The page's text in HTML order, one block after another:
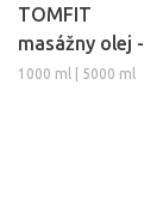
TOMFIT
masážny olej -
Pomaranč
1000 ml | 5000 ml